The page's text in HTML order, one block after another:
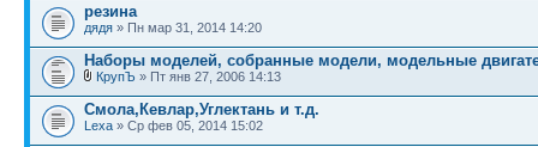
резина
дядя » Пн мар 31, 2014 14:20
Наборы моделей, собранные модели, модельные
КрупЪ » Пт янв 27, 2006 14:13
Смола,Кевлар,Углектань и т.д.
Lexa » Ср фев 05, 2014 15:02